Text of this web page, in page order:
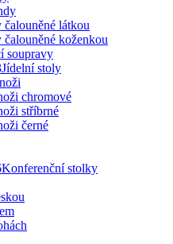
čalouněné látkou
čalouněné koženkou
soupravy
Jídelní stoly
chromové
stříbrné
černé
Konferenční stolky